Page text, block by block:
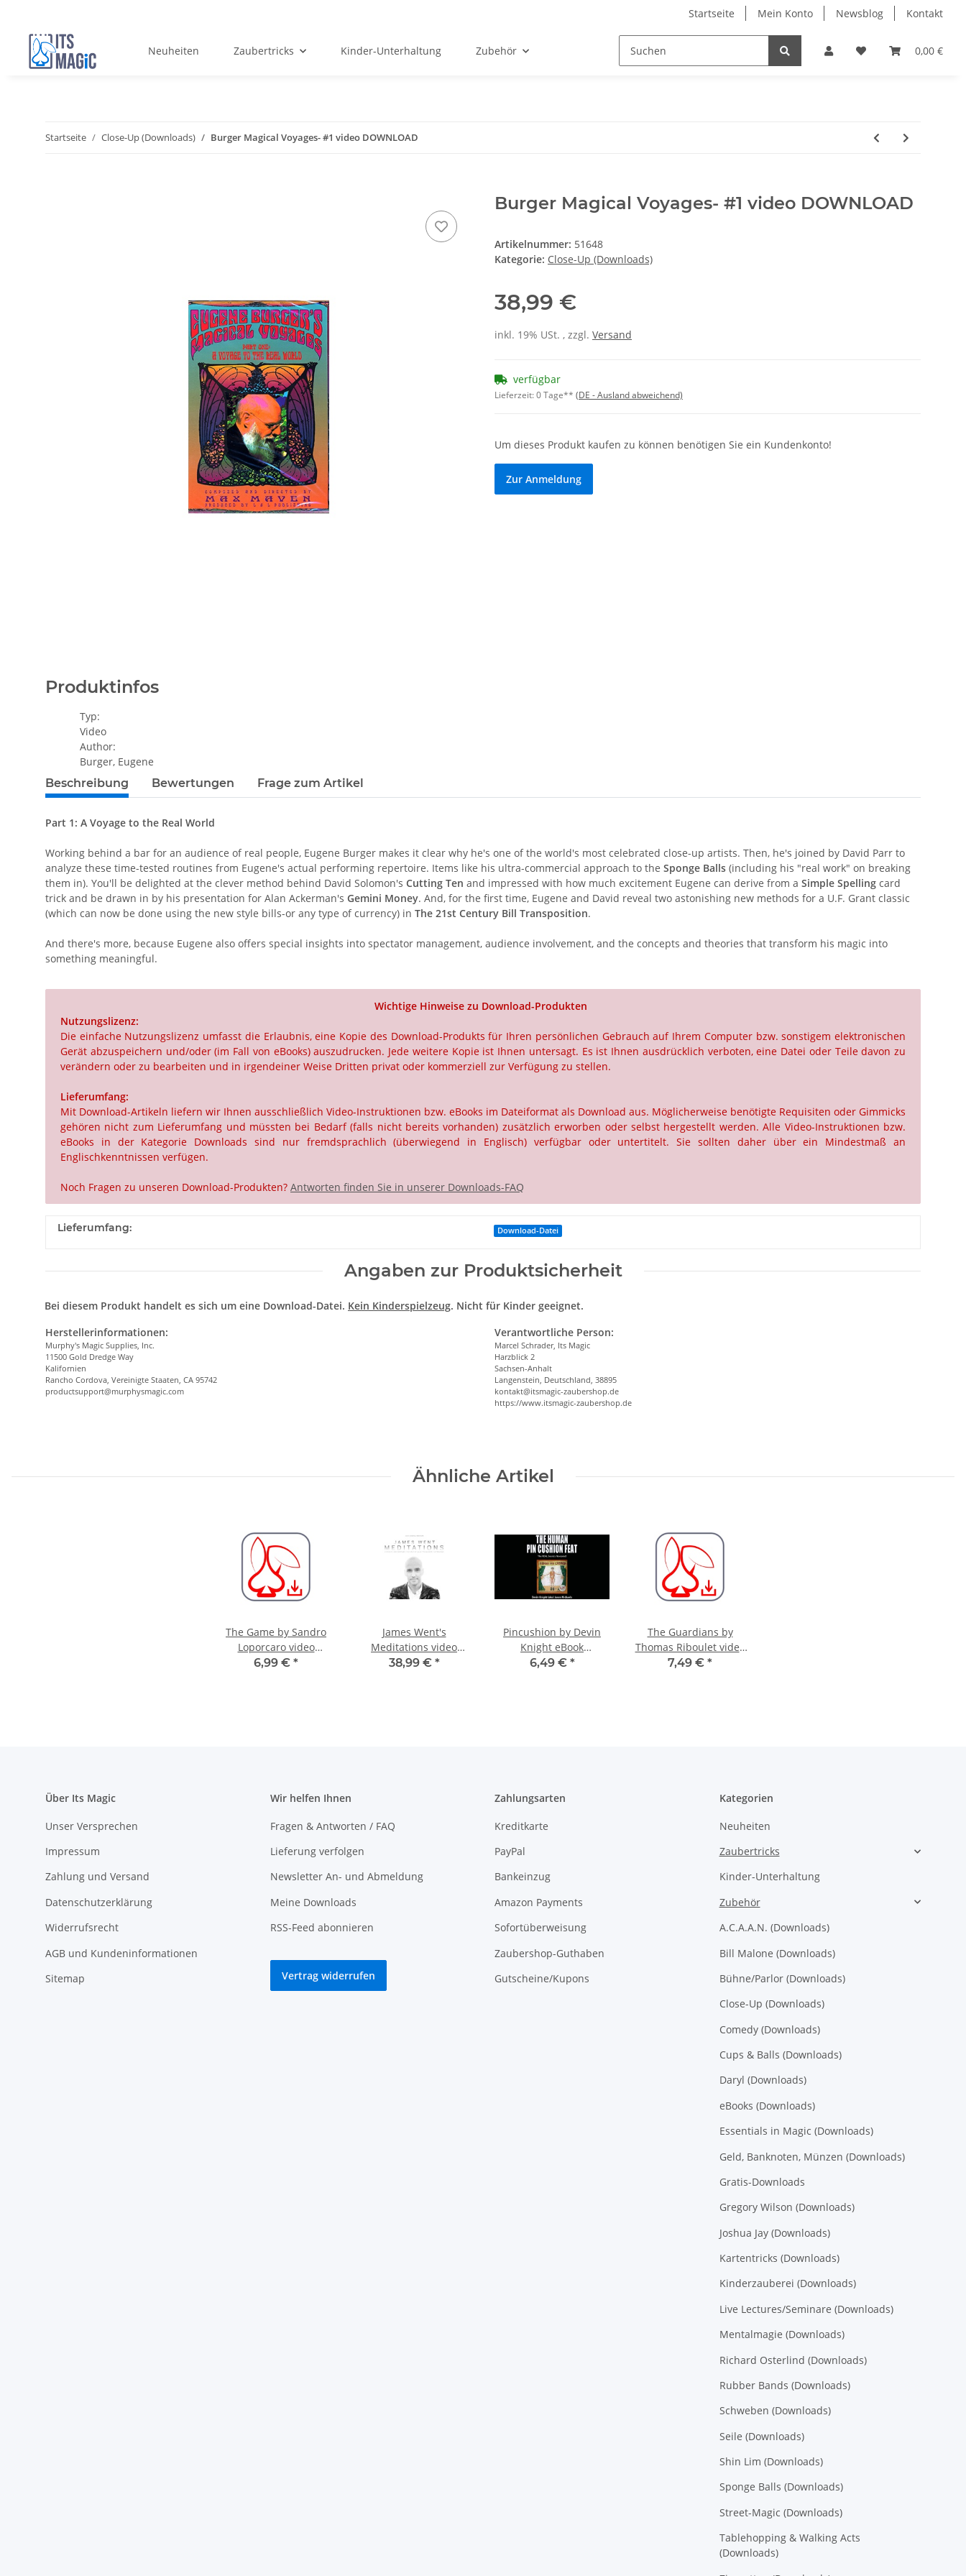
Startseite Mein Konto Newsblog Kontakt
0,00 €
Neuheiten Zaubertricks Kinder-Unterhaltung Zubehör
Startseite Close-Up (Downloads) Burger Magical Voyages- #1 video DOWNLOAD
Burger Magical Voyages- #1 video DOWNLOAD
Artikelnummer: 51648
Kategorie: Close-Up (Downloads)
38,99 €
inkl. 19% USt. , zzgl. Versand
verfügbar
Lieferzeit:0 Tage** (DE - Ausland abweichend)
Um dieses Produkt kaufen zu können benötigen Sie ein Kundenkonto!
Zur Anmeldung
Produktinfos
Typ:
Video
Author:
Burger, Eugene
Beschreibung
Bewertungen Frage zum Artikel
Part 1: A Voyage to the Real World
Working behind a bar for an audience of real people, Eugene Burger makes it clear why he's one of the world's most celebrated close-up artists. Then, he's joined by David Parr to
analyze these time-tested routines from Eugene's actual performing repertoire. Items like his ultra-commercial approach to the Sponge Balls (including his "real work" on breaking
them in). You'll be delighted at the clever method behind David Solomon's Cutting Ten and impressed with how much excitement Eugene can derive from a Simple Spelling card
trick and be drawn in by his presentation for Alan Ackerman's Gemini Money. And, for the first time, Eugene and David reveal two astonishing new methods for a U.F. Grant classic
(which can now be done using the new style bills-or any type of currency) in The 21st Century Bill Transposition.
And there's more, because Eugene also offers special insights into spectator management, audience involvement, and the concepts and theories that transform his magic into
something meaningful.
Wichtige Hinweise zu Download-Produkten
Nutzungslizenz:
Die einfache Nutzungslizenz umfasst die Erlaubnis, eine Kopie des Download-Produkts für Ihren persönlichen Gebrauch auf Ihrem Computer bzw. sonstigem elektronischen
Gerät abzuspeichern und/oder (im Fall von eBooks) auszudrucken. Jede weitere Kopie ist Ihnen untersagt. Es ist Ihnen ausdrücklich verboten, eine Datei oder Teile davon zu
verändern oder zu bearbeiten und in irgendeiner Weise Dritten privat oder kommerziell zur Verfügung zu stellen.
Lieferumfang:
Mit Download-Artikeln liefern wir Ihnen ausschließlich Video-Instruktionen bzw. eBooks im Dateiformat als Download aus. Möglicherweise benötigte Requisiten oder Gimmicks
gehören nicht zum Lieferumfang und müssten bei Bedarf (falls nicht bereits vorhanden) zusätzlich erworben oder selbst hergestellt werden. Alle Video-Instruktionen bzw.
eBooks in der Kategorie Downloads sind nur fremdsprachlich (überwiegend in Englisch) verfügbar oder untertitelt. Sie sollten daher über ein Mindestmaß an
Englischkenntnissen verfügen.
Noch Fragen zu unseren Download-Produkten? Antworten finden Sie in unserer Downloads-FAQ
Lieferumfang: Download-Datei
Angaben zur Produktsicherheit
Bei diesem Produkt handelt es sich um eine Download-Datei. Kein Kinderspielzeug. Nicht für Kinder geeignet.
Herstellerinformationen:
Murphy's Magic Supplies, Inc.
11500 Gold Dredge Way
Kalifornien
Rancho Cordova, Vereinigte Staaten, CA 95742
productsupport@murphysmagic.com
Verantwortliche Person:
Marcel Schrader, Its Magic
Harzblick 2
Sachsen-Anhalt
Langenstein, Deutschland, 38895
kontakt@itsmagic-zaubershop.de
https://www.itsmagic-zaubershop.de
Ähnliche Artikel
The Game by Sandro
Loporcaro video
DOWNLOAD
6,99 € *
James Went's
Meditations video
DOWNLOAD
38,99 € *
Pincushion by Devin
Knight eBook
DOWNLOAD
6,49 € *
The Guardians by
Thomas Riboulet video
DOWNLOAD
7,49 € *
Über Its Magic
Unser Versprechen
Impressum
Zahlung und Versand
Datenschutzerklärung
Widerrufsrecht
AGB und Kundeninformationen
Sitemap
Wir helfen Ihnen
Fragen & Antworten / FAQ
Lieferung verfolgen
Newsletter An- und Abmeldung
Meine Downloads
RSS-Feed abonnieren
Vertrag widerrufen
Zahlungsarten
Kreditkarte
PayPal
Bankeinzug
Amazon Payments
Sofortüberweisung
Zaubershop-Guthaben
Gutscheine/Kupons
Kategorien
Neuheiten
Zaubertricks
Kinder-Unterhaltung
Zubehör
A.C.A.A.N. (Downloads)
Bill Malone (Downloads)
Bühne/Parlor (Downloads)
Close-Up (Downloads)
Comedy (Downloads)
Cups & Balls (Downloads)
Daryl (Downloads)
eBooks (Downloads)
Essentials in Magic (Downloads)
Geld, Banknoten, Münzen (Downloads)
Gratis-Downloads
Gregory Wilson (Downloads)
Joshua Jay (Downloads)
Kartentricks (Downloads)
Kinderzauberei (Downloads)
Live Lectures/Seminare (Downloads)
Mentalmagie (Downloads)
Richard Osterlind (Downloads)
Rubber Bands (Downloads)
Schweben (Downloads)
Seile (Downloads)
Shin Lim (Downloads)
Sponge Balls (Downloads)
Street-Magic (Downloads)
Tablehopping & Walking Acts
(Downloads)